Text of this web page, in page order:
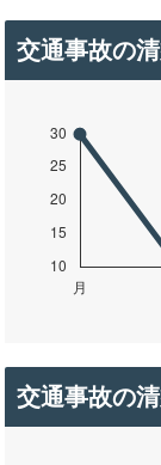
交通事故の
交通事故の